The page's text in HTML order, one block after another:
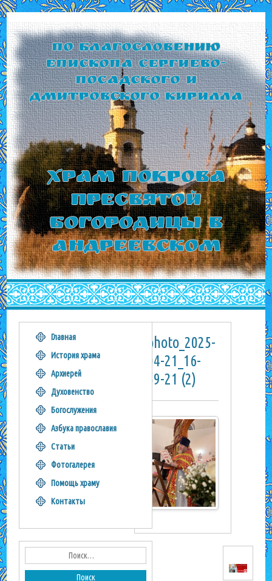
По благословению
Епископа Сергиево-
Посадского и
Дмитровского Кирилла
Храм Покрова
Пресвятой
Богородицы в
Андреевском
photo_2025-
04-21_16-
59-21 (2)
Главная
История храма
Архиерей
Духовенство
Богослужения
Азбука православия
Статьи
Фотогалерея
Помощь храму
Контакты